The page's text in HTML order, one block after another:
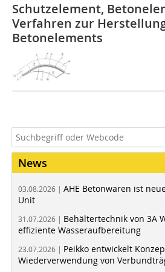
Schutzelement,
Verfahren zur
Betonelements
News
03.08.2026 | AHE Betonwaren ist
Unit
31.07.2026 | Behältertechnik von 3A
effiziente Wasseraufbereitung
23.07.2026 | Peikko entwickelt
Wiederverwendung von